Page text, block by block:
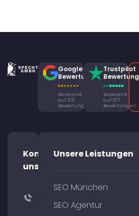
Google
Bewertung
Basierend
auf 315
Bewertungen
Trustpilot
Bewertung
Basierend
auf 107
Bewertungen
Kontaktiere
uns!
+49
Unsere Leistungen
SEO München
SEO Agentur